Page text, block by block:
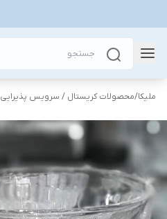
ملیکا/محصولات کریستال / سرویس پذیرایی